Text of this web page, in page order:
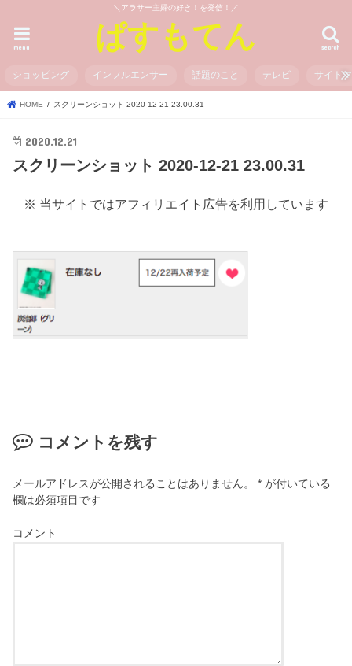
＼アラサー主婦の好き！を発信！／
ぱすもてん search
menu
ショッピング インフルエンサー 話題のこと テレビ サイト
HOME スクリーンショット 2020-12-21 23.00.31
2020.12.21
スクリーンショット 2020-12-21 23.00.31
※ 当サイトではアフィリエイト広告を利用しています
コメントを残す
メールアドレスが公開されることはありません。 * が付いている
欄は必須項目です
コメント